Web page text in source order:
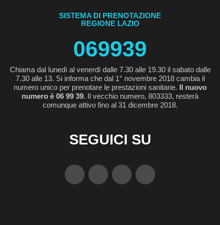
SISTEMA DI PRENOTAZIONE
REGIONE LAZIO
069939
Chiama dal lunedì al venerdì dalle 7.30 alle 19.30 il sabato dalle
7.30 alle 13. Si informa che dal 1° novembre 2018 cambia il
numero unico per prenotare le prestazioni sanitarie. Il nuovo
numero è 06 99 39. Il vecchio numero, 803333, resterà
comunque attivo fino al 31 dicembre 2018.
SEGUICI SU